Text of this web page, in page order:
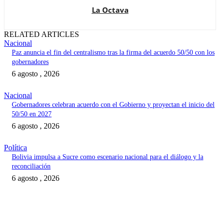
La Octava
RELATED ARTICLES
Nacional
Paz anuncia el fin del centralismo tras la firma del acuerdo 50/50 con los
gobernadores
6 agosto , 2026
Nacional
Gobernadores celebran acuerdo con el Gobierno y proyectan el inicio del
50/50 en 2027
6 agosto , 2026
Política
Bolivia impulsa a Sucre como escenario nacional para el diálogo y la
reconciliación
6 agosto , 2026